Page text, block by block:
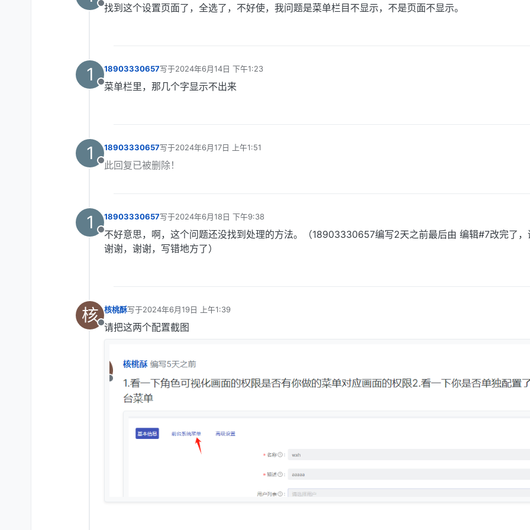
离线
找到这个设置页面了，全选了，不好使，我问题是菜单栏目不显示，不是页面不显示。
1
离线
18903330657写于2024年6月14日 下午1:23
最后由 编辑
菜单栏里，那几个字显示不出来
1
离线
18903330657写于2024年6月17日 上午1:51
最后由 编辑
此回复已被删除！
1
离线
18903330657写于2024年6月18日 下午9:38
最后由 编辑
不好意思，啊，这个问题还没找到处理的方法。（18903330657编写2天之前最后由 编辑#7改完了
谢谢，谢谢，写错地方了）
核
离线
核桃酥写于2024年6月19日 上午1:39
最后由 编辑
请把这两个配置截图